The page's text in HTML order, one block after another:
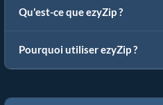
Qu'est-ce que ezyZip ?
Pourquoi utiliser ezyZip ?